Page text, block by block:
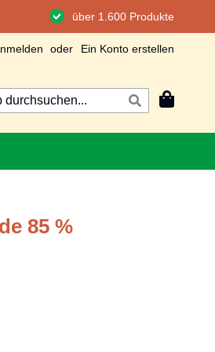
über 1.600 Produkte
Ein Konto erstellen
Mein
85 %